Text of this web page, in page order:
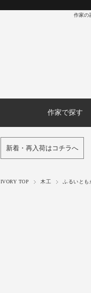
作家の
作家で探す
新着・再入荷はコチラへ
IVORY TOP 木工 ふるいとも